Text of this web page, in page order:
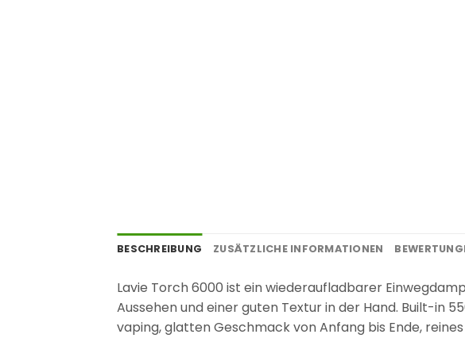
BESCHREIBUNG ZUSÄTZLICHE INFORMATIONEN
Lavie Torch 6000 ist ein wiederaufladbarer
Aussehen und einer guten Textur in der Hand. Built-in
vaping, glatten Geschmack von Anfang bis Ende,